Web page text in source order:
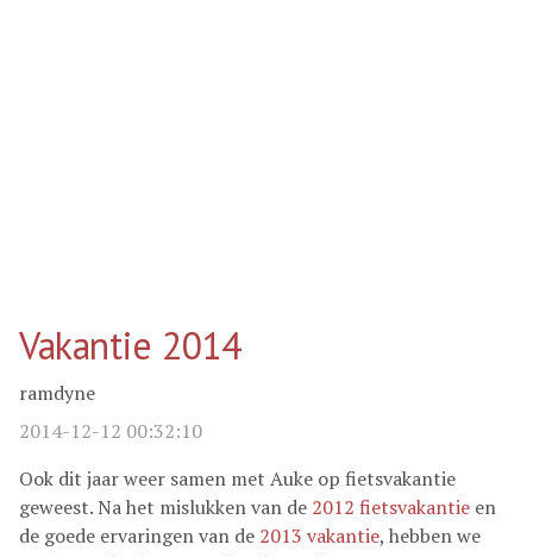
Vakantie 2014
ramdyne
2014-12-12 00:32:10
Ook dit jaar weer samen met Auke op fietsvakantie
geweest. Na het mislukken van de 2012 fietsvakantie en
de goede ervaringen van de 2013 vakantie, hebben we